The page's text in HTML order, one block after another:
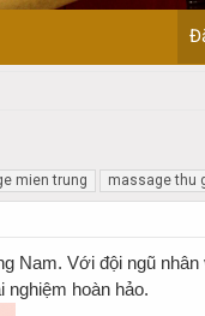
mien trung massage thu
Nam. Với đội ngũ
nghiệm hoàn hảo.